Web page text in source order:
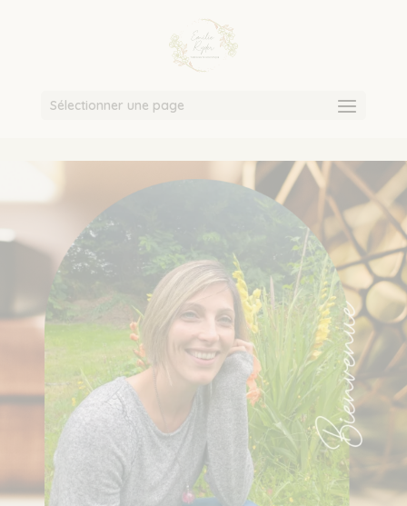
Sélectionner une page